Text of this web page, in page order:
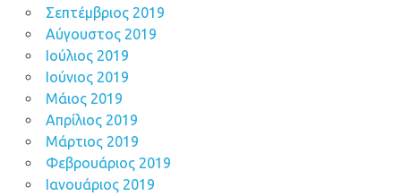
Σεπτέμβριος 2019
Αύγουστος 2019
Ιούλιος 2019
Ιούνιος 2019
Μάιος 2019
Απρίλιος 2019
Μάρτιος 2019
Φεβρουάριος 2019
Ιανουάριος 2019